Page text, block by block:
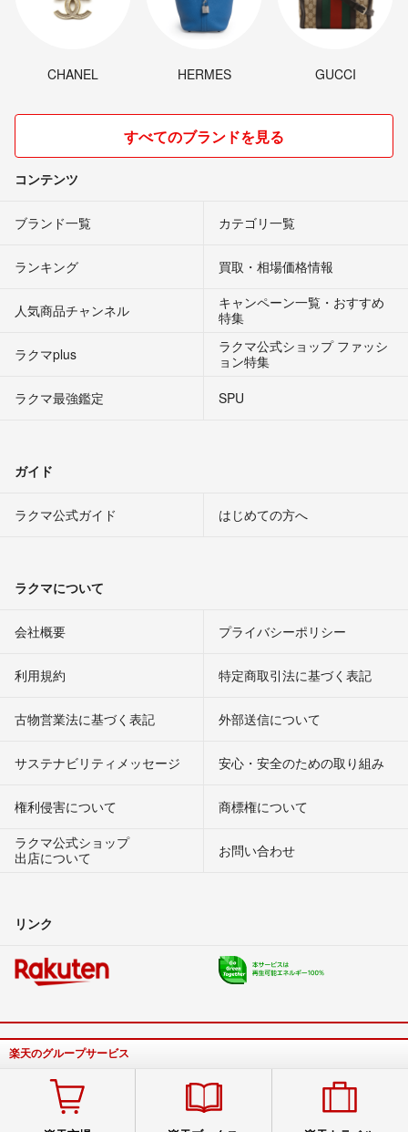
CHANEL HERMES GUCCI
すべてのブランドを見る
コンテンツ
ブランド一覧 カテゴリ一覧
ランキング 買取・相場価格情報
人気商品チャンネル
キャンペーン一覧・おすすめ
特集
ラクマplus
ラクマ公式ショップ ファッシ
ョン特集
ラクマ最強鑑定
SPU
ガイド
ラクマ公式ガイド はじめての方へ
ラクマについて
会社概要 プライバシーポリシー
利用規約 特定商取引法に基づく表記
古物営業法に基づく表記 外部送信について
サステナビリティメッセージ 安心・安全のための取り組み
権利侵害について
商標権について
ラクマ公式ショップ
出店について
お問い合わせ
リンク
楽天のグループサービス